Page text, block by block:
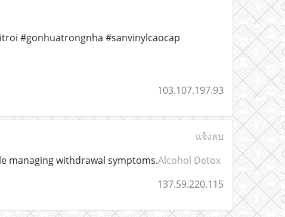
#gonhuatrongnha #sanvinylcaocap
103.107.197.93
แจ้งลบ
managing withdrawal symptoms.Alcohol Detox
137.59.220.115